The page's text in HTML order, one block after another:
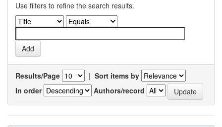
Use filters to refine the search results.
Results/Page | Sort items by
In order
Authors/record